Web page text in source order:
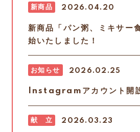
2026.04.20
新商品
新商品「パン粥、ミキサー
始いたしました！
2026.02.25
お知らせ
Instagramアカウント開
2026.03.23
献 立